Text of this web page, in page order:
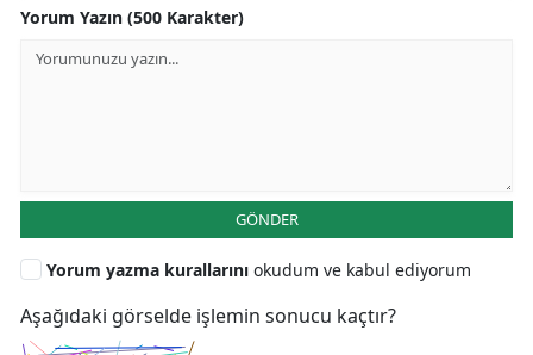
Yorum Yazın (500 Karakter)
GÖNDER
Yorum yazma kurallarını okudum ve kabul ediyorum
Aşağıdaki görselde işlemin sonucu kaçtır?